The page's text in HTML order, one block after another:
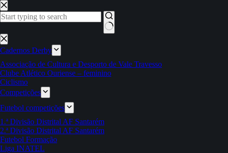
Pular
para
o
Sem
resultados
Cadernos Derby
Associação de Cultura e Desporto de Vale Travesso
Clube Atlético Ouriense – feminino
Ciclismo
Competições
Futebol competições
1.ª Divisão Distrital AF Santarém
2.ª Divisão Distrital AF Santarém
Futebol Formação
Liga INATEL